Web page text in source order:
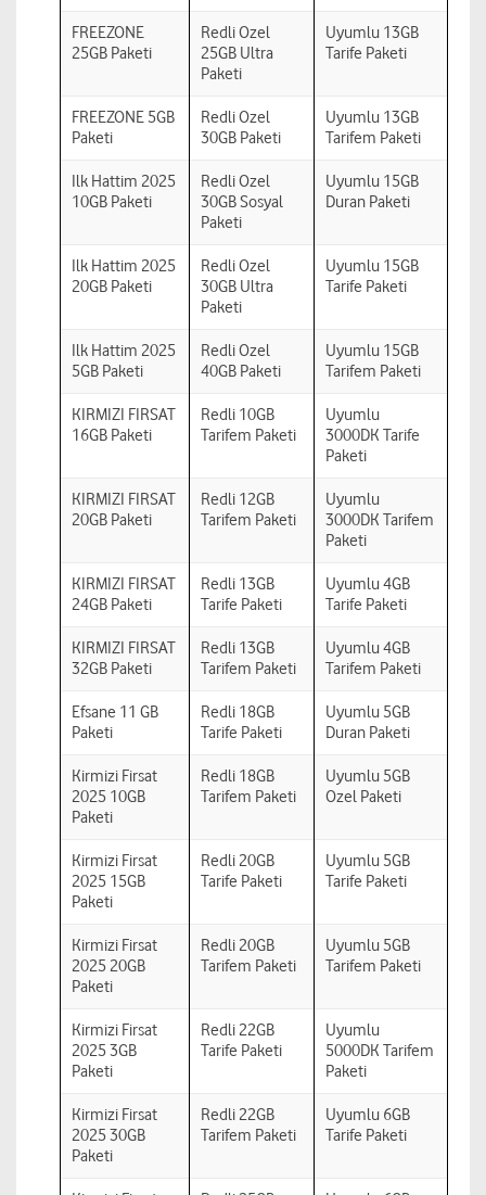
FREEZONE
25GB Paketi
Redli Ozel
25GB Ultra
Paketi
Uyumlu 13GB
Tarife Paketi
FREEZONE 5GB
Paketi
Redli Ozel
30GB Paketi
Uyumlu 13GB
Tarifem Paketi
Ilk Hattim 2025
10GB Paketi
Redli Ozel
30GB Sosyal
Paketi
Uyumlu 15GB
Duran Paketi
Ilk Hattim 2025
20GB Paketi
Redli Ozel
30GB Ultra
Paketi
Uyumlu 15GB
Tarife Paketi
Ilk Hattim 2025
5GB Paketi
Redli Ozel
40GB Paketi
Uyumlu 15GB
Tarifem Paketi
KIRMIZI FIRSAT
16GB Paketi
Redli 10GB
Tarifem Paketi
Uyumlu
3000DK Tarife
Paketi
KIRMIZI FIRSAT
20GB Paketi
Redli 12GB
Tarifem Paketi
Uyumlu
3000DK Tarifem
Paketi
KIRMIZI FIRSAT
24GB Paketi
Redli 13GB
Tarife Paketi
Uyumlu 4GB
Tarife Paketi
KIRMIZI FIRSAT
32GB Paketi
Redli 13GB
Tarifem Paketi
Uyumlu 4GB
Tarifem Paketi
Efsane 11 GB
Paketi
Redli 18GB
Tarife Paketi
Uyumlu 5GB
Duran Paketi
Kirmizi Firsat
2025 10GB
Paketi
Redli 18GB
Tarifem Paketi
Uyumlu 5GB
Ozel Paketi
Kirmizi Firsat
2025 15GB
Paketi
Redli 20GB
Tarife Paketi
Uyumlu 5GB
Tarife Paketi
Kirmizi Firsat
2025 20GB
Paketi
Redli 20GB
Tarifem Paketi
Uyumlu 5GB
Tarifem Paketi
Kirmizi Firsat
2025 3GB
Paketi
Redli 22GB
Tarife Paketi
Uyumlu
5000DK Tarifem
Paketi
Kirmizi Firsat
2025 30GB
Paketi
Redli 22GB
Tarifem Paketi
Uyumlu 6GB
Tarife Paketi